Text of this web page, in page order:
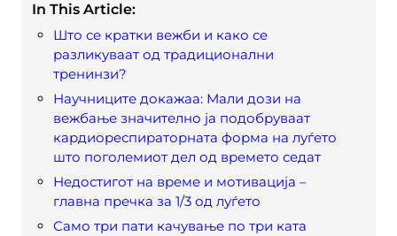
In This Article:
Што се кратки вежби и како се
разликуваат од традиционални
тренинзи?
Научниците докажаа: Мали дози на
вежбање значително ја подобруваат
кардиореспираторната форма на луѓето
што поголемиот дел од времето седат
Недостигот на време и мотивација –
главна пречка за 1/3 од луѓето
Само три пати качување по три ката